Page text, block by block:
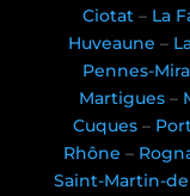
Ciotat – La
Huveaune –
Pennes-
Martigues–
Cuques –
Rhône –
Saint-Martin-